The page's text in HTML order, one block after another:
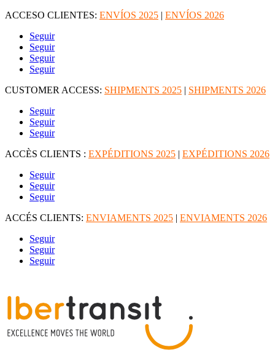
ACCESO CLIENTES: ENVÍOS 2025 | ENVÍOS 2026
Seguir
Seguir
Seguir
Seguir
CUSTOMER ACCESS: SHIPMENTS 2025 | SHIPMENTS 2026
Seguir
Seguir
Seguir
ACCÈS CLIENTS : EXPÉDITIONS 2025 | EXPÉDITIONS 2026
Seguir
Seguir
Seguir
ACCÉS CLIENTS: ENVIAMENTS 2025 | ENVIAMENTS 2026
Seguir
Seguir
Seguir